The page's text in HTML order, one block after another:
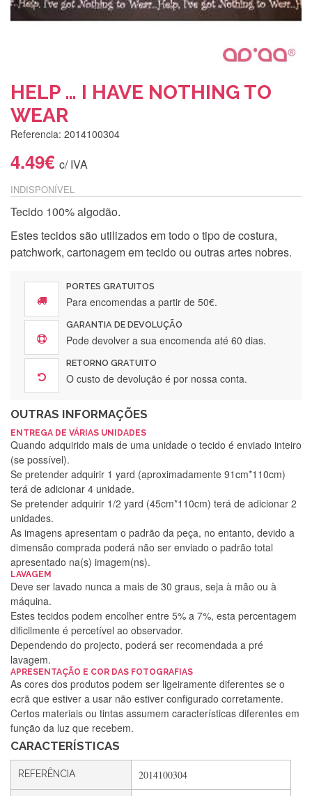
HELP … I HAVE NOTHING TO
WEAR
Referencia: 2014100304
4.49€ c/ IVA
INDISPONÍVEL
Tecido 100% algodão.
Estes tecidos são utilizados em todo o tipo de costura,
patchwork, cartonagem em tecido ou outras artes nobres.
PORTES GRATUITOS
Para encomendas a partir de 50€.
GARANTIA DE DEVOLUÇÃO
Pode devolver a sua encomenda até 60 dias.
RETORNO GRATUITO
O custo de devolução é por nossa conta.
OUTRAS INFORMAÇÕES
ENTREGA DE VÁRIAS UNIDADES
Quando adquirido mais de uma unidade o tecido é enviado inteiro
(se possível).
Se pretender adquirir 1 yard (aproximadamente 91cm*110cm)
terá de adicionar 4 unidade.
Se pretender adquirir 1/2 yard (45cm*110cm) terá de adicionar 2
unidades.
As imagens apresentam o padrão da peça, no entanto, devido a
dimensão comprada poderá não ser enviado o padrão total
apresentado na(s) imagem(ns).
LAVAGEM
Deve ser lavado nunca a mais de 30 graus, seja à mão ou à
máquina.
Estes tecidos podem encolher entre 5% a 7%, esta percentagem
dificilmente é percetível ao observador.
Dependendo do projecto, poderá ser recomendada a pré
lavagem.
APRESENTAÇÃO E COR DAS FOTOGRAFIAS
As cores dos produtos podem ser ligeiramente diferentes se o
ecrã que estiver a usar não estiver configurado corretamente.
Certos materiais ou tintas assumem características diferentes em
função da luz que recebem.
CARACTERÍSTICAS
REFERÊNCIA 2014100304
Silvia Lopes
Encomenda direitinha. Rapidez e segurança. Volto a
encomendar.
Silvia André